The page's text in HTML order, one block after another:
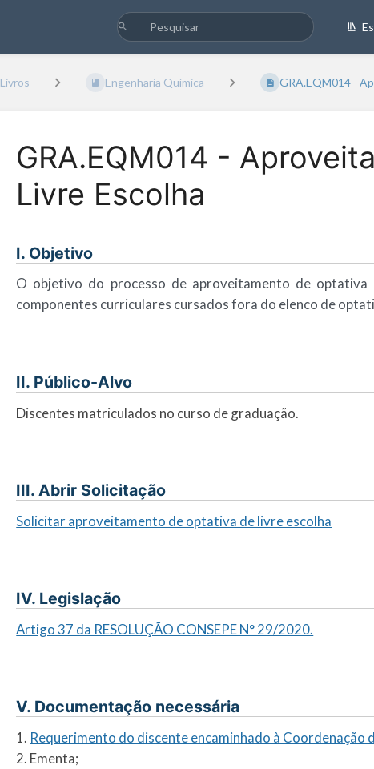
Livros Engenharia Química GRA.EQM014 -
GRA.EQM014 -
Livre Escolha
I. Objetivo
O objetivo do processo de aproveitamento de
componentes curriculares cursados fora do elenco de
II. Público-Alvo
Discentes matriculados no curso de graduação.
III. Abrir Solicitação
Solicitar aproveitamento de optativa de livre escolha
IV. Legislação
Artigo 37 da RESOLUÇÃO CONSEPE N° 29/2020.
V. Documentação necessária
1. Requerimento do discente encaminhado à Coordenação
2. Ementa;